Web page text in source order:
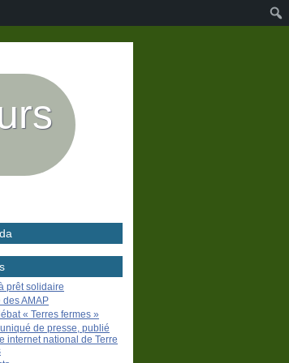
prêt solidaire
des AMAP
« Terres fermes »
de presse, publié
internet national de Terre